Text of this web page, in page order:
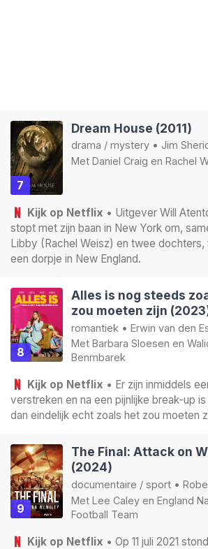
7
Dream House (2011)
drama / mystery • Jim
Met Daniel Craig en Rachel
Kijk op Netflix • Uitgever Will
stopt met zijn baan in New York om,
Libby (Rachel Weisz) en twee dochters,
een dorpje in New England.
8
Alles is nog steeds
zou moeten zijn
romantiek • Erwin van den
Met Barbara Sloesen en
Benmbarek
Kijk op Netflix • Er zijn inmiddels
verstreken en na een pijnlijke break-up
dan eindelijk echt zoals het zou moeten
9
The Final: Attack on
(2024)
documentaire / sport •
Met Lee Caley en England
Football Team
Kijk op Netflix • Op 11 juli 2021